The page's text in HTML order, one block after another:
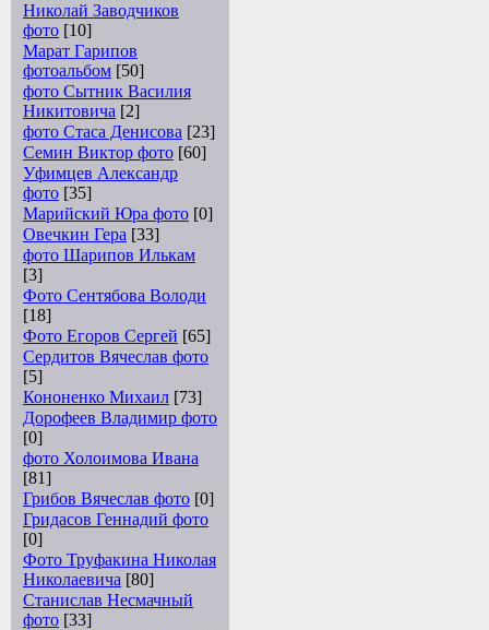
Николай Заводчиков
фото [10]
Марат Гарипов
фотоальбом [50]
фото Сытник Василия
Никитовича [2]
фото Стаса Денисова [23]
Семин Виктор фото [60]
Уфимцев Александр
фото [35]
Марийский Юра фото [0]
Овечкин Гера [33]
фото Шарипов Илькам
[3]
Фото Сентябова Володи
[18]
Фото Егоров Сергей [65]
Сердитов Вячеслав фото
[5]
Кононенко Михаил [73]
Дорофеев Владимир фото
[0]
фото Холоимова Ивана
[81]
Грибов Вячеслав фото [0]
Гридасов Геннадий фото
[0]
Фото Труфакина Николая
Николаевича [80]
Станислав Несмачный
фото [33]